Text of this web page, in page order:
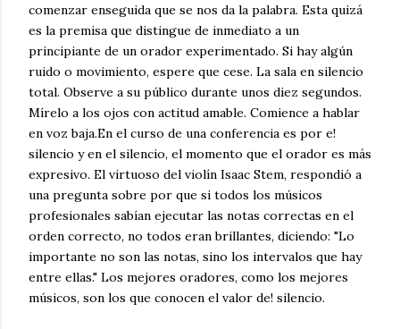
comenzar enseguida que se nos da la palabra. Esta quizá
es la premisa que distingue de inmediato a un
principiante de un orador experimentado. Si hay algún
ruido o movimiento, espere que cese. La sala en silencio
total. Observe a su público durante unos diez segundos.
Mírelo a los ojos con actitud amable. Comience a hablar
en voz baja.En el curso de una conferencia es por e!
silencio y en el silencio, el momento que el orador es más
expresivo. El virtuoso del violín Isaac Stem, respondió a
una pregunta sobre por que si todos los músicos
profesionales sabían ejecutar las notas correctas en el
orden correcto, no todos eran brillantes, diciendo: "Lo
importante no son las notas, sino los intervalos que hay
entre ellas." Los mejores oradores, como los mejores
músicos, son los que conocen el valor de! silencio.